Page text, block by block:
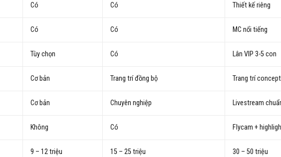
Có Có Thiết kế riêng
Có Có MC nổi tiếng
Tùy chọn Có Lân VIP 3-5 con
Cơ bản Trang trí đồng bộ Trang trí concept
Cơ bản Chuyên nghiệp Livestream
Không Có Flycam +
9 – 12 triệu 15 – 25 triệu 30 – 50 triệu